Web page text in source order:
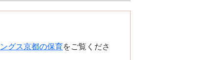
グス京都の保育をご覧くださ